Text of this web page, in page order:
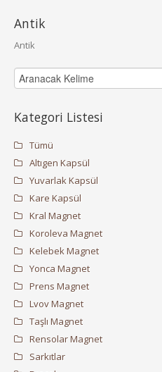
Antik
Antik
Kategori Listesi
Tümü
Altıgen Kapsül
Yuvarlak Kapsül
Kare Kapsül
Kral Magnet
Koroleva Magnet
Kelebek Magnet
Yonca Magnet
Prens Magnet
Lvov Magnet
Taşlı Magnet
Rensolar Magnet
Sarkıtlar